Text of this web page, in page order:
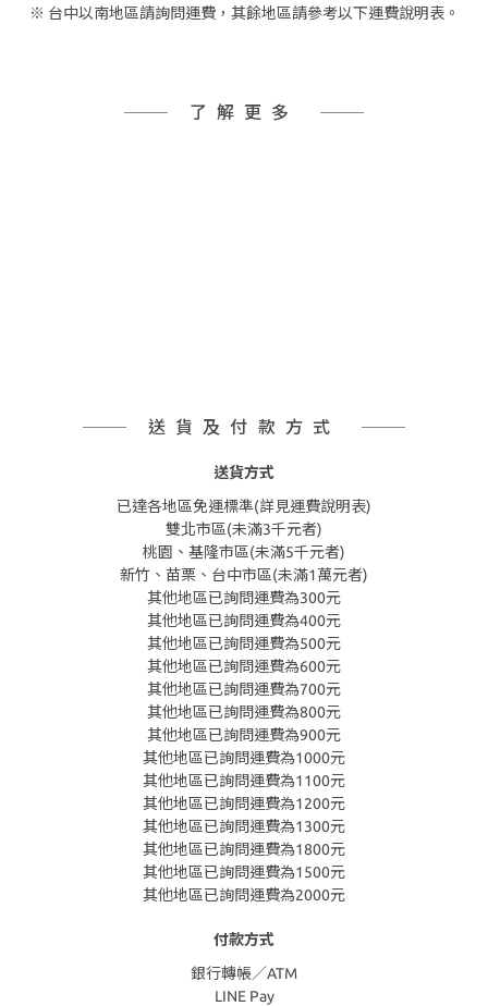
※ 台中以南地區請詢問運費，其餘地區請參考以下運費說明表。
了解更多
送貨及付款方式
送貨方式
已達各地區免運標準(詳見運費說明表)
雙北市區(未滿3千元者)
桃園、基隆市區(未滿5千元者)
新竹、苗栗、台中市區(未滿1萬元者)
其他地區已詢問運費為300元
其他地區已詢問運費為400元
其他地區已詢問運費為500元
其他地區已詢問運費為600元
其他地區已詢問運費為700元
其他地區已詢問運費為800元
其他地區已詢問運費為900元
其他地區已詢問運費為1000元
其他地區已詢問運費為1100元
其他地區已詢問運費為1200元
其他地區已詢問運費為1300元
其他地區已詢問運費為1800元
其他地區已詢問運費為1500元
其他地區已詢問運費為2000元
付款方式
銀行轉帳／ATM
LINE Pay